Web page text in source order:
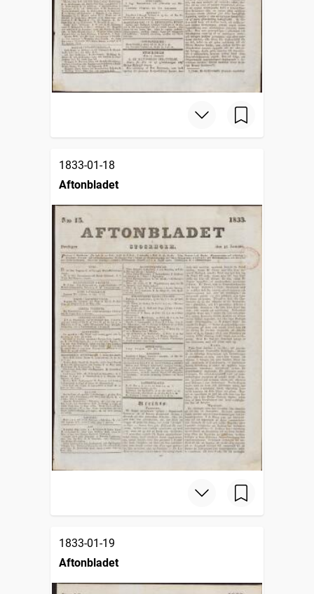
1833-01-18
Aftonbladet
1833-01-19
Aftonbladet